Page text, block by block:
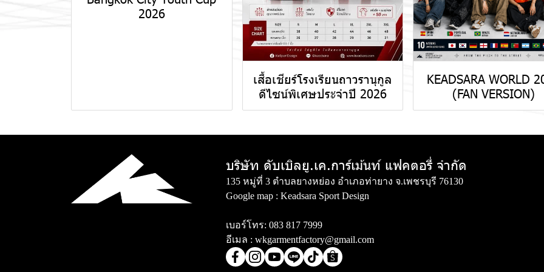
2026
เสื้อเชียร์โรงเรียนถาวรานุกูล
ดีไซน์พิเศษประจำปี 2026
KEADSARA WORLD
(FAN VERSION)
บริษัท ดับเบิลยู.เค.การ์เม้นท์ แฟคตอรี่ จำกัด
135 หมู่ที่ 3 ตำบลยางหย่อง อำเภอท่ายาง จ.เพชรบุรี 76130
Google map : Keadsara Sport Design
เบอร์โทร: 083 817 7999
อีเมล : wkgarmentfactory@gmail.com